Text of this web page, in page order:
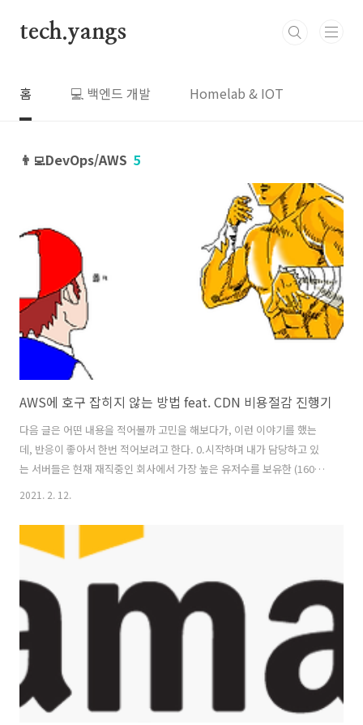
tech.yangs
홈 💻 백엔드 개발 Homelab & IOT
👨‍💻DevOps/AWS 5
AWS에 호구 잡히지 않는 방법 feat. CDN 비용절감 진행기
다음 글은 어떤 내용을 적어볼까 고민을 해보다가, 이런 이야기를 했는
데, 반응이 좋아서 한번 적어보려고 한다. 0.시작하며 내가 담당하고 있
는 서버들은 현재 재직중인 회사에서 가장 높은 유저수를 보유한 (1600
만..) 서비스들이다. 정확한 트래픽 수치를 알려줄수는 없겠지만 , 월 트
어가는 통신비용 (IDC, AWS CF비용)등에 대한 부담이 점점 커저만 갔
다. 그리하여, 어찌보면 비용절감TF가 만들어졌고, 클라이언트 개발자분
고 있던 비용을 절감하여, 전체 통신 비용의 절반을 줄이면서 팀 안에서
'타노스' 라는 별명을 얻게 되었다. 1. 현재를 정확하게 파악해야 비..
2021. 2. 12.